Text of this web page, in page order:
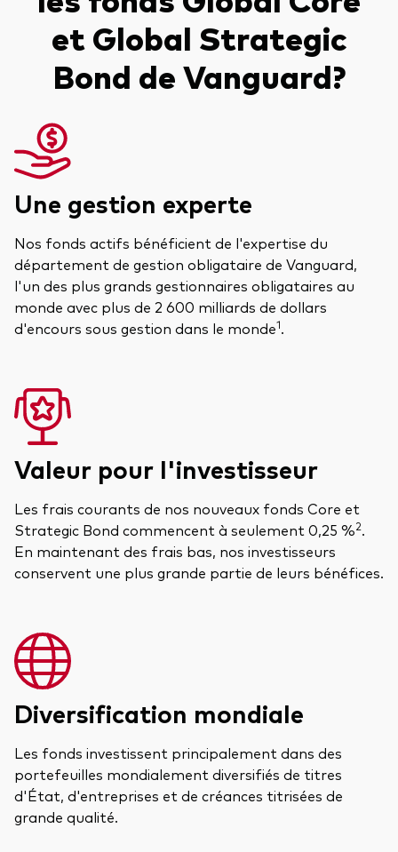
et Global Strategic
Bond de Vanguard?
Une gestion experte
Nos fonds actifs bénéficient de l'expertise du
département de gestion obligataire de Vanguard,
l'un des plus grands gestionnaires obligataires au
monde avec plus de 2 600 milliards de dollars
d'encours sous gestion dans le monde1.
Valeur pour l'investisseur
Les frais courants de nos nouveaux fonds Core et
Strategic Bond commencent à seulement 0,25 %2.
En maintenant des frais bas, nos investisseurs
conservent une plus grande partie de leurs bénéfices.
Diversification mondiale
Les fonds investissent principalement dans des
portefeuilles mondialement diversifiés de titres
d'État, d'entreprises et de créances titrisées de
grande qualité.